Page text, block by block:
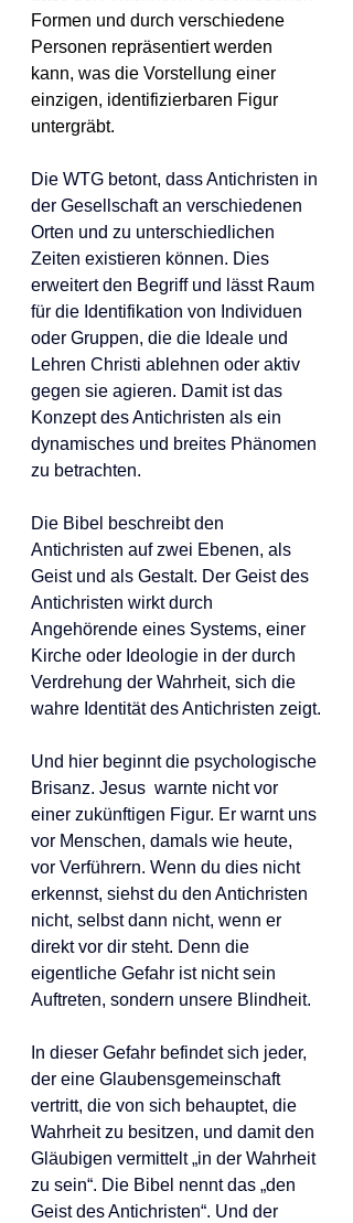
Formen und durch verschiedene
Personen repräsentiert werden
kann, was die Vorstellung einer
einzigen, identifizierbaren Figur
untergräbt.
Die WTG betont, dass Antichristen in
der Gesellschaft an verschiedenen
Orten und zu unterschiedlichen
Zeiten existieren können. Dies
erweitert den Begriff und lässt Raum
für die Identifikation von Individuen
oder Gruppen, die die Ideale und
Lehren Christi ablehnen oder aktiv
gegen sie agieren. Damit ist das
Konzept des Antichristen als ein
dynamisches und breites Phänomen
zu betrachten.
Die Bibel beschreibt den
Antichristen auf zwei Ebenen, als
Geist und als Gestalt. Der Geist des
Antichristen wirkt durch
Angehörende eines Systems, einer
Kirche oder Ideologie in der durch
Verdrehung der Wahrheit, sich die
wahre Identität des Antichristen zeigt.
Und hier beginnt die psychologische
Brisanz. Jesus  warnte nicht vor
einer zukünftigen Figur. Er warnt uns
vor Menschen, damals wie heute,
vor Verführern. Wenn du dies nicht
erkennst, siehst du den Antichristen
nicht, selbst dann nicht, wenn er
direkt vor dir steht. Denn die
eigentliche Gefahr ist nicht sein
Auftreten, sondern unsere Blindheit.
In dieser Gefahr befindet sich jeder,
der eine Glaubensgemeinschaft
vertritt, die von sich behauptet, die
Wahrheit zu besitzen, und damit den
Gläubigen vermittelt „in der Wahrheit
zu sein“. Die Bibel nennt das „den
Geist des Antichristen“. Und der